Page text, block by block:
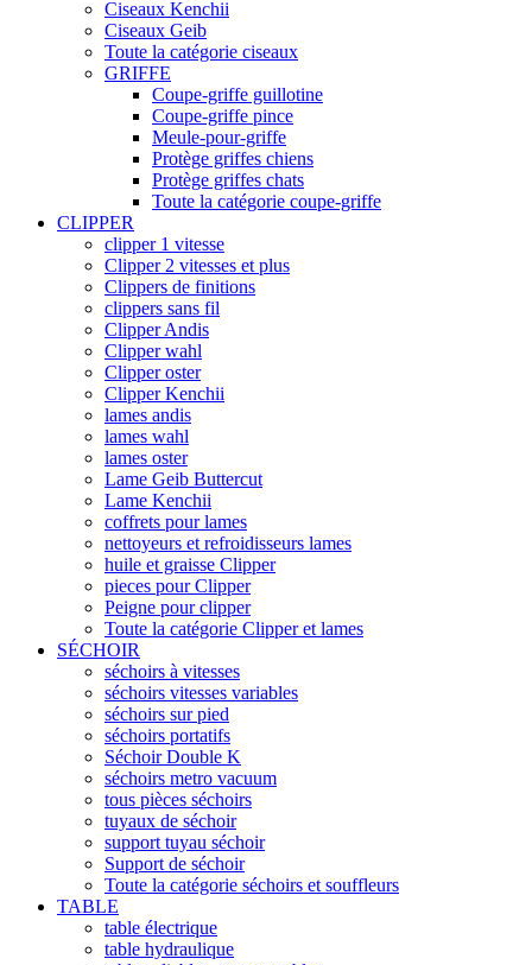
Ciseaux Kenchii
Ciseaux Geib
Toute la catégorie ciseaux
GRIFFE
Coupe-griffe guillotine
Coupe-griffe pince
Meule-pour-griffe
Protège griffes chiens
Protège griffes chats
Toute la catégorie coupe-griffe
CLIPPER
clipper 1 vitesse
Clipper 2 vitesses et plus
Clippers de finitions
clippers sans fil
Clipper Andis
Clipper wahl
Clipper oster
Clipper Kenchii
lames andis
lames wahl
lames oster
Lame Geib Buttercut
Lame Kenchii
coffrets pour lames
nettoyeurs et refroidisseurs lames
huile et graisse Clipper
pieces pour Clipper
Peigne pour clipper
Toute la catégorie Clipper et lames
SÉCHOIR
séchoirs à vitesses
séchoirs vitesses variables
séchoirs sur pied
séchoirs portatifs
Séchoir Double K
séchoirs metro vacuum
tous pièces séchoirs
tuyaux de séchoir
support tuyau séchoir
Support de séchoir
Toute la catégorie séchoirs et souffleurs
TABLE
table électrique
table hydraulique